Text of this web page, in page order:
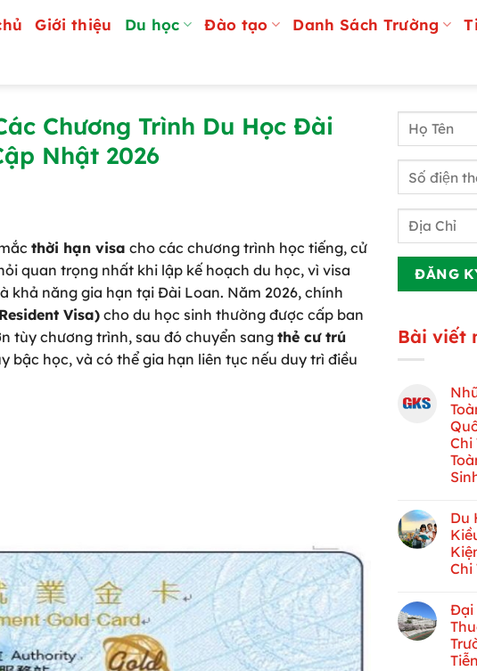
Giới thiệu Du học Đào tạo Danh Sách Trường
Chương Trình Du Học Đài
Nhật 2026
thời hạn visa cho các chương trình học tiếng, cử
quan trọng nhất khi lập kế hoạch du học, vì visa
khả năng gia hạn tại Đài Loan. Năm 2026, chính
Visa) cho du học sinh thường được cấp ban
tùy chương trình, sau đó chuyển sang thẻ cư trú
bậc học, và có thể gia hạn liên tục nếu duy trì điều
Bài viết
Chi
Du
Chi
Đại